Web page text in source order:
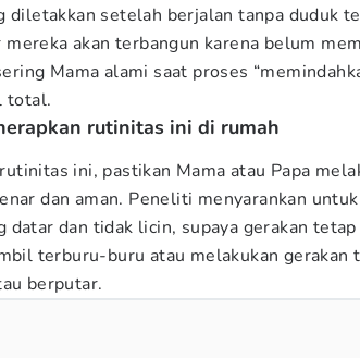
diletakkan setelah berjalan tanpa duduk
mereka akan terbangun karena belum
Mama alami saat proses
total.
rutinitas ini di rumah
ini, pastikan Mama atau Papa
dan aman. Peneliti menyarankan
datar dan tidak licin, supaya gerakan
terburu-buru atau melakukan gerakan
berputar.